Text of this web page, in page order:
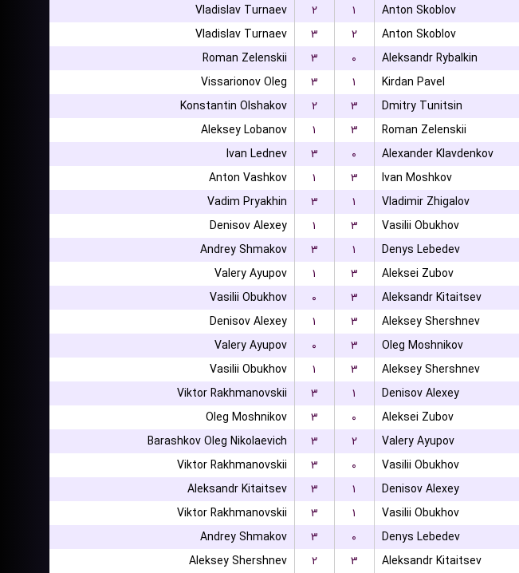
Vladislav Turnaev
۲ ۱ Anton Skoblov
Vladislav Turnaev
۳ ۲ Anton Skoblov
Roman Zelenskii
۳ ۰ Aleksandr Rybalkin
Vissarionov Oleg
۳ ۱ Kirdan Pavel
Konstantin Olshakov
۲ ۳ Dmitry Tunitsin
Aleksey Lobanov
۱ ۳ Roman Zelenskii
Ivan Lednev
۳ ۰ Alexander Klavdenkov
Anton Vashkov
۱ ۳ Ivan Moshkov
Vadim Pryakhin
۳ ۱ Vladimir Zhigalov
Denisov Alexey
۱ ۳ Vasilii Obukhov
Andrey Shmakov
۳ ۱ Denys Lebedev
Valery Ayupov
۱ ۳ Aleksei Zubov
Vasilii Obukhov
۰ ۳ Aleksandr Kitaitsev
Denisov Alexey
۱ ۳ Aleksey Shershnev
Valery Ayupov
۰ ۳ Oleg Moshnikov
Vasilii Obukhov
۱ ۳ Aleksey Shershnev
Viktor Rakhmanovskii
۳ ۱ Denisov Alexey
Oleg Moshnikov
۳ ۰ Aleksei Zubov
Barashkov Oleg Nikolaevich
۳ ۲ Valery Ayupov
Viktor Rakhmanovskii
۳ ۰ Vasilii Obukhov
Aleksandr Kitaitsev
۳ ۱ Denisov Alexey
Viktor Rakhmanovskii
۳ ۱ Vasilii Obukhov
Andrey Shmakov
۳ ۰ Denys Lebedev
Aleksey Shershnev
۲ ۳ Aleksandr Kitaitsev